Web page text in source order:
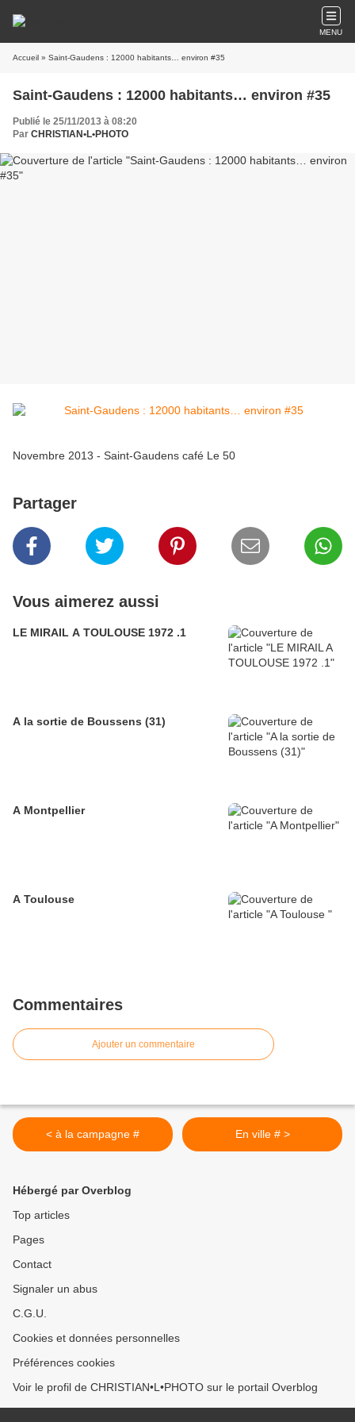
MENU
Accueil » Saint-Gaudens : 12000 habitants… environ #35
Saint-Gaudens : 12000 habitants… environ #35
Publié le 25/11/2013 à 08:20
Par CHRISTIAN•L•PHOTO
Novembre 2013 - Saint-Gaudens café Le 50
Partager
Vous aimerez aussi
LE MIRAIL A TOULOUSE 1972 .1
A la sortie de Boussens (31)
A Montpellier
A Toulouse
Commentaires
Ajouter un commentaire
< à la campagne # En ville # >
Hébergé par Overblog
Top articles
Pages
Contact
Signaler un abus
C.G.U.
Cookies et données personnelles
Préférences cookies
Voir le profil de CHRISTIAN•L•PHOTO sur le portail Overblog